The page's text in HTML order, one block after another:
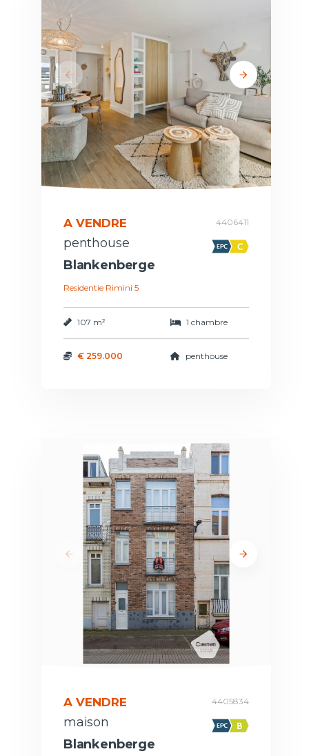
A VENDRE 4406411
penthouse
Blankenberge
Residentie Rimini 5
107 m² 1 chambre
€ 259.000 penthouse
A VENDRE 4405834
maison
Blankenberge